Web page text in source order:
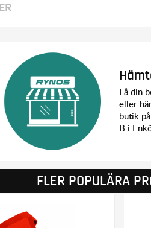
Få din
eller
butik
B i
FLER POPULÄRA